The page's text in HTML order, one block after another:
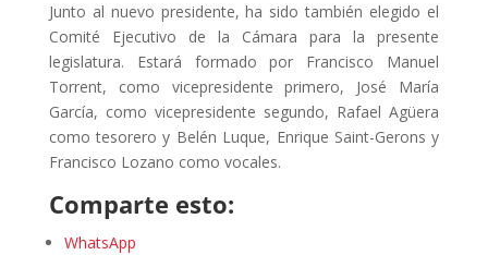
Junto al nuevo presidente, ha sido también elegido el
Comité Ejecutivo de la Cámara para la presente
legislatura. Estará formado por Francisco Manuel
Torrent, como vicepresidente primero, José María
García, como vicepresidente segundo, Rafael Agüera
como tesorero y Belén Luque, Enrique Saint-Gerons y
Francisco Lozano como vocales.
Comparte esto:
WhatsApp